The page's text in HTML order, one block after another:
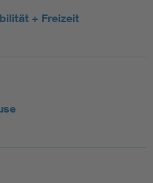
+ Freizeit